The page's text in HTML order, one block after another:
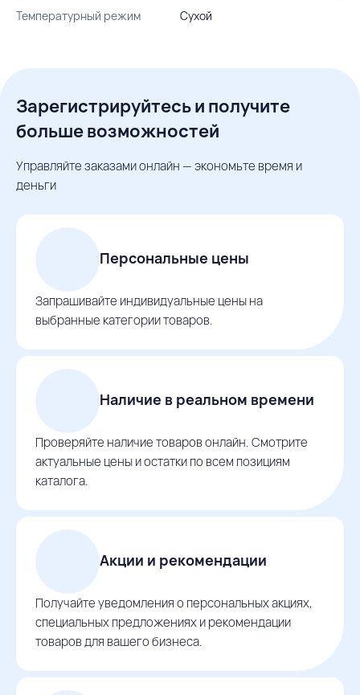
Температурный режим Сухой
Зарегистрируйтесь и получите
больше возможностей
Управляйте заказами онлайн — экономьте время и
деньги
Персональные цены
Запрашивайте индивидуальные цены на
выбранные категории товаров.
Наличие в реальном времени
Проверяйте наличие товаров онлайн. Смотрите
актуальные цены и остатки по всем позициям
каталога.
Акции и рекомендации
Получайте уведомления о персональных акциях,
специальных предложениях и рекомендации
товаров для вашего бизнеса.